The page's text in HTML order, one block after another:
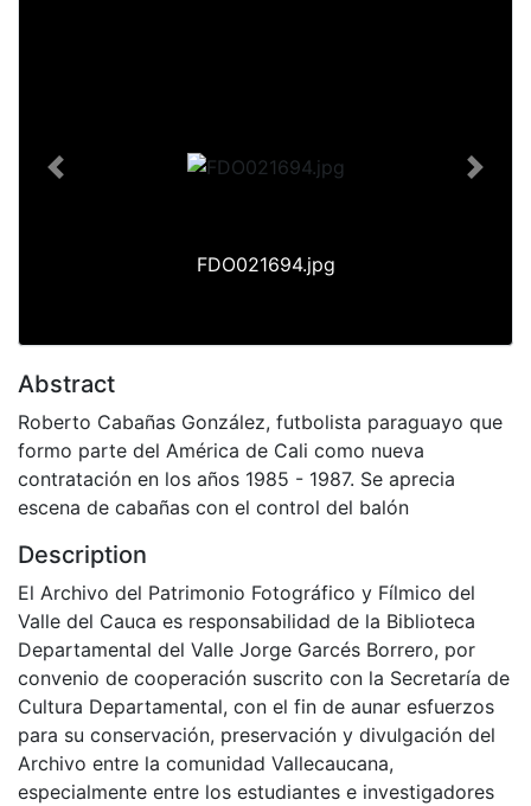
FDO021694.jpg
Previous Next
Abstract
Roberto Cabañas González, futbolista paraguayo que
formo parte del América de Cali como nueva
contratación en los años 1985 - 1987. Se aprecia
escena de cabañas con el control del balón
Description
El Archivo del Patrimonio Fotográfico y Fílmico del
Valle del Cauca es responsabilidad de la Biblioteca
Departamental del Valle Jorge Garcés Borrero, por
convenio de cooperación suscrito con la Secretaría de
Cultura Departamental, con el fin de aunar esfuerzos
para su conservación, preservación y divulgación del
Archivo entre la comunidad Vallecaucana,
especialmente entre los estudiantes e investigadores